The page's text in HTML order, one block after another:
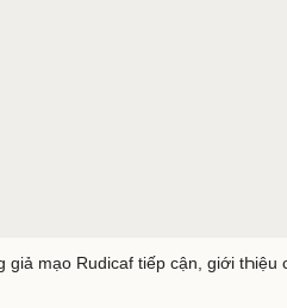
giả mạo Rudicaf tiếp cận, giới